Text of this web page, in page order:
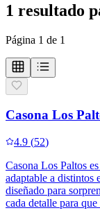
1 resultado
Página 1 de 1
Casona Los
4.9 (52)
Casona Los Paltos
adaptable a distintos
diseñado para
cada detalle para